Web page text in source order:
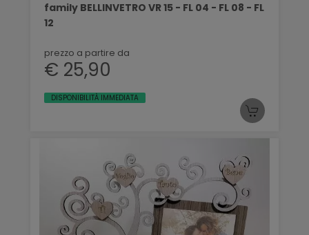
family BELLINVETRO VR 15 - FL 04 - FL 08 - FL
12
prezzo a partire da
€ 25,90
DISPONIBILITÀ IMMEDIATA